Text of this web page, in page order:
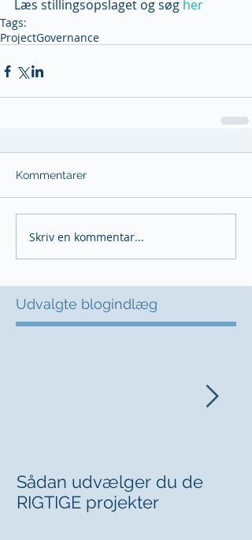
Læs stillingsopslaget og søg her
Tags:
ProjectGovernance
Kommentarer
Skriv en kommentar...
Udvalgte blogindlæg
Sådan udvælger du de
RIGTIGE projekter